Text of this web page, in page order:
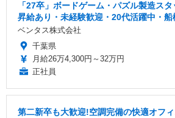
「27卒」ボードゲーム・パズル製造ス
昇給あり・未経験歓迎・20代活躍中・船
ベンタス株式会社
千葉県
月給26万4,300円～32万円
正社員
第二新卒も大歓迎!空調完備の快適オフ